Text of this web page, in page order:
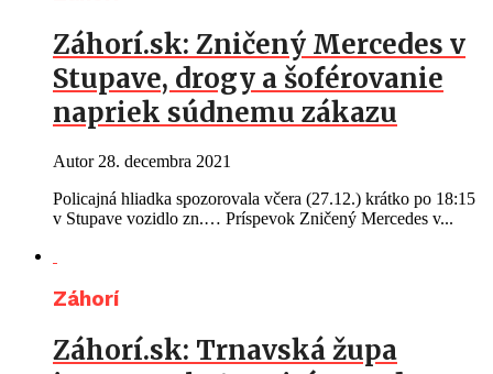
Záhorí.sk: Zničený Mercedes v
Stupave, drogy a šoférovanie
napriek súdnemu zákazu
Autor 28. decembra 2021
Policajná hliadka spozorovala včera (27.12.) krátko po 18:15
v Stupave vozidlo zn.… Príspevok Zničený Mercedes v...
Záhorí
Záhorí.sk: Trnavská župa